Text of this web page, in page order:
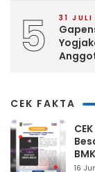
5 31
CEK FAKTA
16